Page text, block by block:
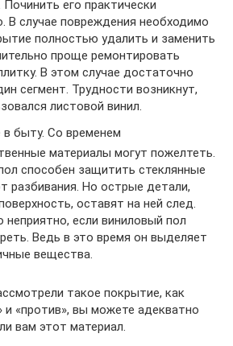
Починить его практически
В случае повреждения необходимо
полностью удалить и заменить
проще ремонтировать
В этом случае достаточно
сегмент. Трудности возникнут,
листовой винил.
в быту. Со временем
материалы могут пожелтеть.
способен защитить стеклянные
разбивания. Но острые детали,
оставят на ней след.
если виниловый пол
Ведь в это время он выделяет
вещества.
такое покрытие, как
и «против», вы можете адекватно
вам этот материал.